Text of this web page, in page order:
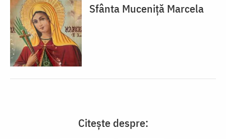
Sfânta Muceniță Marcela
Citește despre: